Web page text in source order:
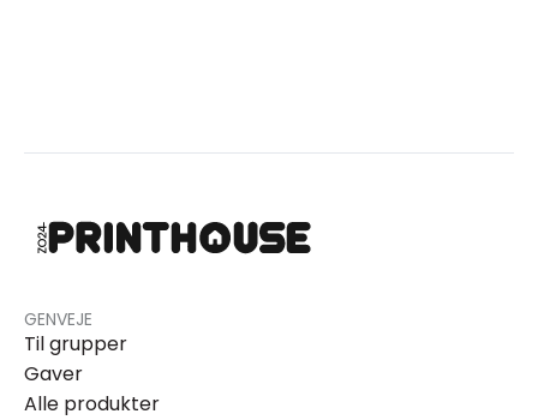
GENVEJE
Til grupper
Gaver
Alle produkter